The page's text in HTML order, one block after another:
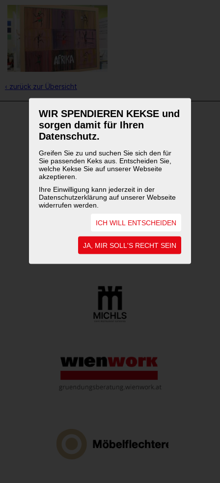
WIR SPENDIEREN KEKSE und
sorgen damit für Ihren
Datenschutz.
Greifen Sie zu und suchen Sie sich den für
Sie passenden Keks aus. Entscheiden Sie,
welche Kekse Sie auf unserer Webseite
akzeptieren.
Ihre Einwilligung kann jederzeit in der
Datenschutzerklärung auf unserer Webseite
widerrufen werden.
ICH WILL ENTSCHEIDEN
JA, MIR SOLL'S RECHT SEIN
‹ zurück zur Übersicht
WEITERFÜHRENDE LINKS